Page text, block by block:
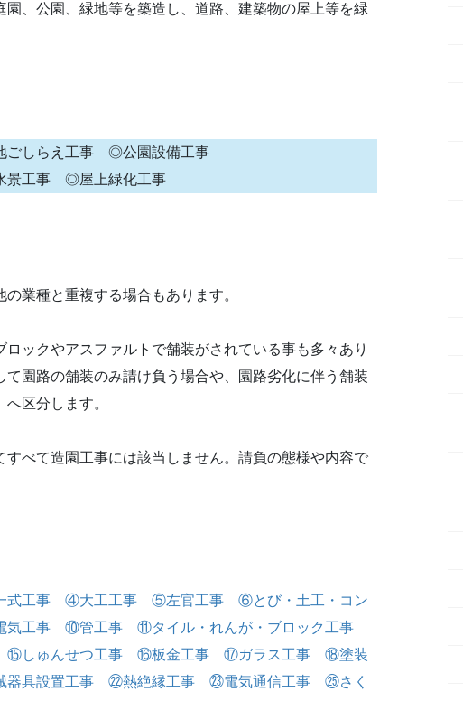
、公園、緑地等を築造し、道路、建築物の屋上等を緑
しらえ工事 ◎公園設備工事
水景工事 ◎屋上緑化工事
業種と重複する場合もあります。
ックやアスファルトで舗装がされている事も多々あり
園路の舗装のみ請け負う場合や、園路劣化に伴う舗装
へ区分します。
べて造園工事には該当しません。請負の態様や内容で
式工事 ④大工工事 ⑤左官工事
⑥とび・土工・コン
気工事 ⑩管工事
⑪タイル・れんが・ブロック工事
⑮しゅんせつ工事 ⑯板金工事 ⑰ガラス工事
⑱塗装
器具設置工事 ㉒熱絶縁工事 ㉓電気通信工事
㉕さく